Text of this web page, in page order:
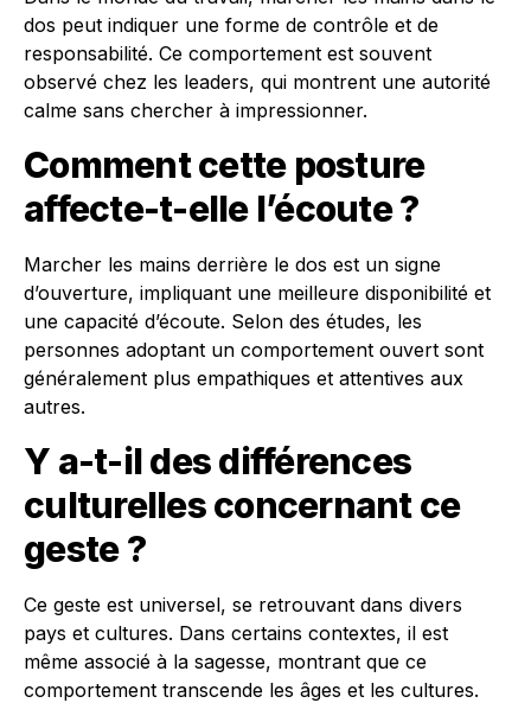
dos peut indiquer une forme de contrôle et de
responsabilité. Ce comportement est souvent
observé chez les leaders, qui montrent une autorité
calme sans chercher à impressionner.
Comment cette posture
affecte-t-elle l’écoute ?
Marcher les mains derrière le dos est un signe
d’ouverture, impliquant une meilleure disponibilité et
une capacité d’écoute. Selon des études, les
personnes adoptant un comportement ouvert sont
généralement plus empathiques et attentives aux
autres.
Y a-t-il des différences
culturelles concernant ce
geste ?
Ce geste est universel, se retrouvant dans divers
pays et cultures. Dans certains contextes, il est
même associé à la sagesse, montrant que ce
comportement transcende les âges et les cultures.